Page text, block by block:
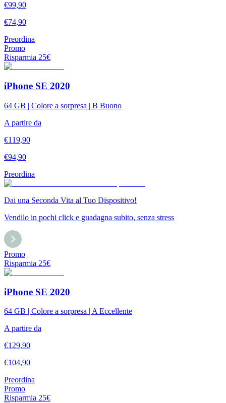
€99,90
€74,90
Preordina
Promo
Risparmia 25€
iPhone SE 2020
64 GB | Colore a sorpresa | B Buono
A partire da
€119,90
€94,90
Preordina
Dai una Seconda Vita al Tuo Dispositivo!
Vendilo in pochi click e guadagna subito, senza stress
Promo
Risparmia 25€
iPhone SE 2020
64 GB | Colore a sorpresa | A Eccellente
A partire da
€129,90
€104,90
Preordina
Promo
Risparmia 25€